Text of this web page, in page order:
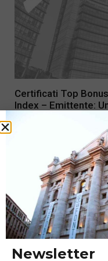
Certificati Top
Index – Emittente:
Newsletter